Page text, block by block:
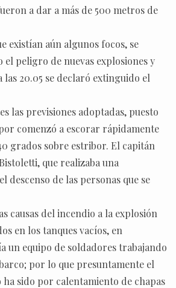
a dar a más de 500 metros de
existían aún algunos focos, se
el peligro de nuevas explosiones y
las 20.05 se declaró extinguido el
las previsiones adoptadas, puesto
comenzó a escorar rápidamente
grados sobre estribor. El capitán
que realizaba una
descenso de las personas que se
causas del incendio a la explosión
en los tanques vacíos, en
un equipo de soldadores trabajando
por lo que presuntamente el
sido por calentamiento de chapas